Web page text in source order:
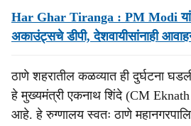
Har Ghar Tiranga : PM Modi
अकाउंट्सचे डीपी, देशवायीसांनाही
ठाणे शहरातील कळव्यात ही दुर्घटना
हे मुख्यमंत्री एकनाथ शिंदे (CM
आहे. हे रुग्णालय स्वतः ठाणे